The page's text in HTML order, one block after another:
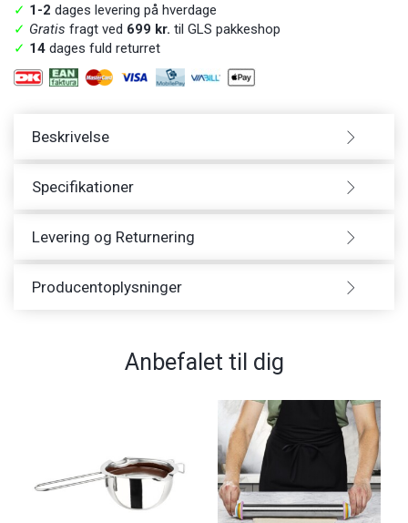
✓ 1-2 dages levering på hverdage
✓ Gratis fragt ved 699 kr. til GLS pakkeshop
✓ 14 dages fuld returret
Beskrivelse
Specifikationer
Levering og Returnering
Producentoplysninger
Anbefalet til dig